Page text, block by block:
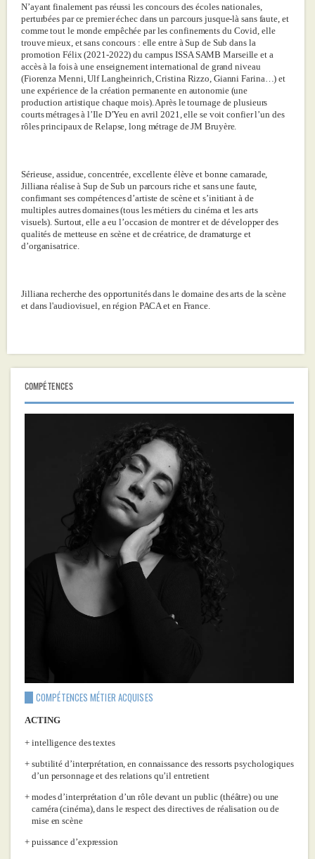
N’ayant finalement pas réussi les concours des écoles nationales,
perturbées par ce premier échec dans un parcours jusque-là sans faute, et
comme tout le monde empêchée par les confinements du Covid, elle
trouve mieux, et sans concours : elle entre à Sup de Sub dans la
promotion Félix (2021-2022) du campus ISSA SAMB Marseille et a
accès à la fois à une enseignement international de grand niveau
(Fiorenza Menni, Ulf Langheinrich, Cristina Rizzo, Gianni Farina…) et
une expérience de la création permanente en autonomie (une
production artistique chaque mois). Après le tournage de plusieurs
courts métrages à l’Ile D’Yeu en avril 2021, elle se voit confier l’un des
rôles principaux de Relapse, long métrage de JM Bruyère.
Sérieuse, assidue, concentrée, excellente élève et bonne camarade,
Jilliana réalise à Sup de Sub un parcours riche et sans une faute,
confirmant ses compétences d’artiste de scène et s’initiant à de
multiples autres domaines (tous les métiers du cinéma et les arts
visuels). Surtout, elle a eu l’occasion de montrer et de développer des
qualités de metteuse en scène et de créatrice, de dramaturge et
d’organisatrice.
Jilliana recherche des opportunités dans le domaine des arts de la scène
et dans l'audiovisuel, en région PACA et en France.
COMPÉTENCES
COMPÉTENCES MÉTIER ACQUISES
ACTING
intelligence des textes
subtilité d’interprétation, en connaissance des ressorts psychologiques
d’un personnage et des relations qu’il entretient
modes d’interprétation d’un rôle devant un public (théâtre) ou une
caméra (cinéma), dans le respect des directives de réalisation ou de
mise en scène
puissance d’expression